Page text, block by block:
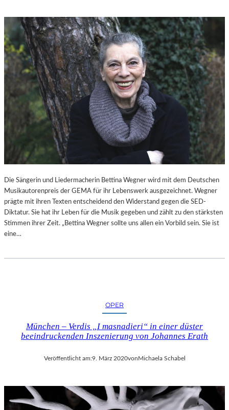
Die Sängerin und Liedermacherin Bettina Wegner wird mit dem Deutschen
Musikautorenpreis der GEMA für ihr Lebenswerk ausgezeichnet. Wegner
prägte mit ihren Texten entscheidend den Widerstand gegen die SED-
Diktatur. Sie hat ihr Leben für die Musik gegeben und zählt zu den stärksten
Stimmen ihrer Zeit. „Bettina Wegner sollte uns allen ein Vorbild sein. Sie ist
eine…
OPER
München – Verdis „I masnadieri“ in einer düster
beeindruckenden Inszenierung von Johannes Erath
Veröffentlicht am:9. März 2020vonMichaela Schabel